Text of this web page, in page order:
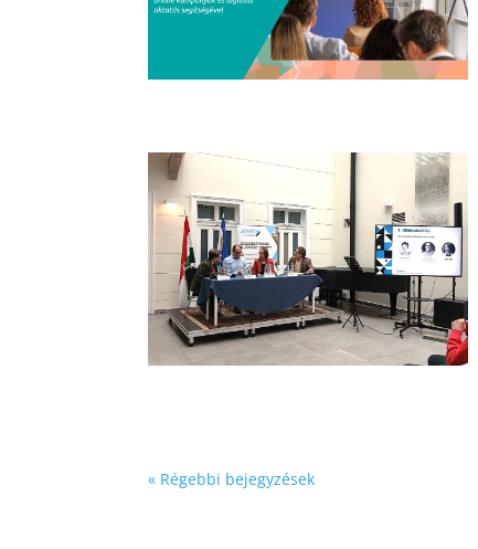
« Régebbi bejegyzések